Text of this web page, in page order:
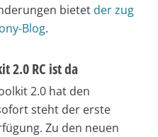
bietet der zug
Blog.
2.0 RC ist da
2.0 hat den
steht der erste
Zu den neuen